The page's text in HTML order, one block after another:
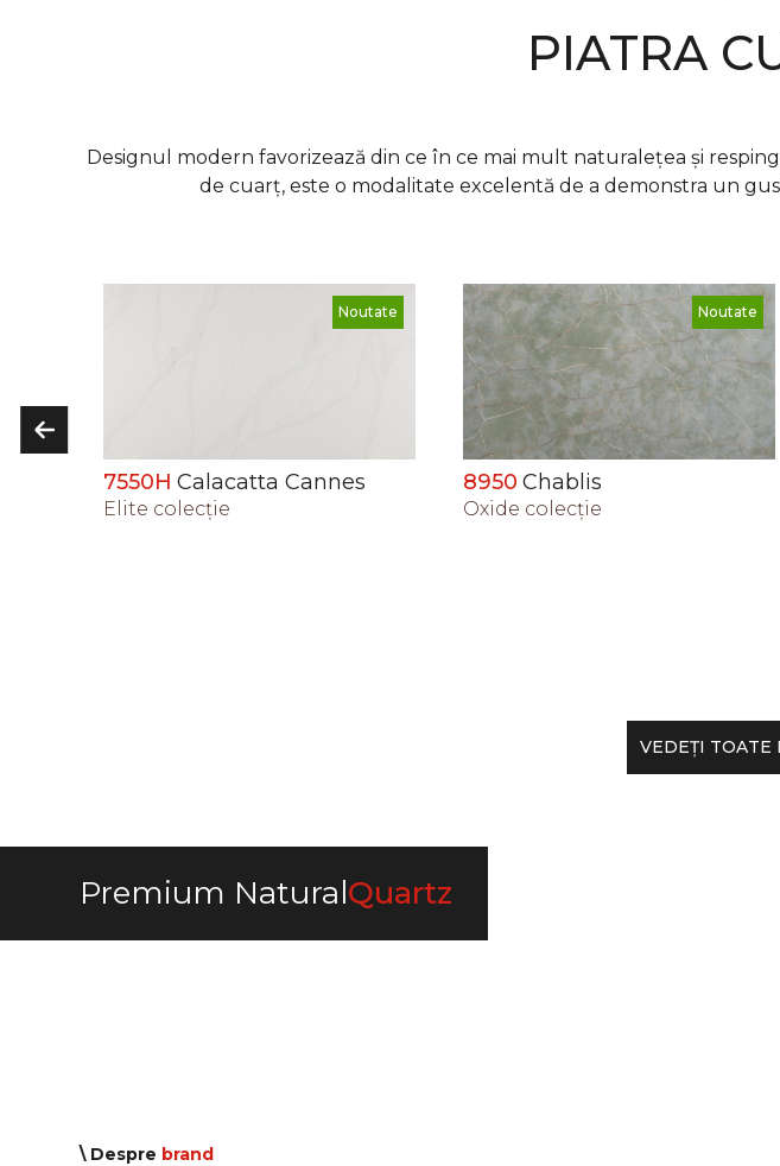
PIATRA
Designul modern favorizează din ce în ce mai mult naturalețea și
de cuarț, este o modalitate excelentă de a demonstra un
Noutate
8950Chablis
Oxide сolecţie
Noutate FULL BODY
5900 Patagonia Brive
Digital Print сolecţie
VEDEŢI TOATE
Premium NaturalQuartz
\ Despre brand